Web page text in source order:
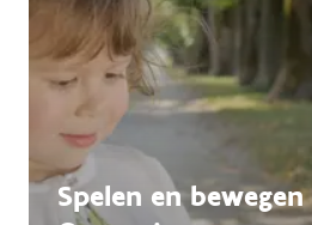
Spelen en